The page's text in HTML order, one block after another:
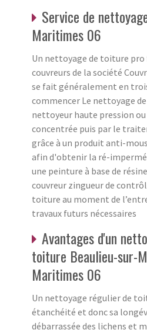
Service de
Maritimes 06
Un nettoyage de toiture pro
couvreurs de la société
se fait généralement en
commencer Le nettoyage
nettoyeur haute pression ou
concentrée puis par le
grâce à un produit anti-
afin d'obtenir la ré-
une peinture à base de
couvreur zingueur de
toiture au moment de
travaux futurs nécessaires
Avantages d'un
toiture Beaulieu-sur-
Maritimes 06
Un nettoyage régulier de
étanchéité et donc sa
débarrassée des lichens et